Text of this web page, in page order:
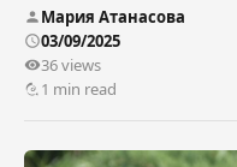
Мария Атанасова
03/09/2025
36 views
1 min read